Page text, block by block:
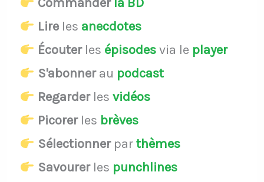
Commander la BD
Lireles anecdotes
Écouterles épisodesvia le player
S'abonnerau podcast
Regarderles vidéos
Picorerles brèves
Sélectionnerparthèmes
Savourerles punchlines